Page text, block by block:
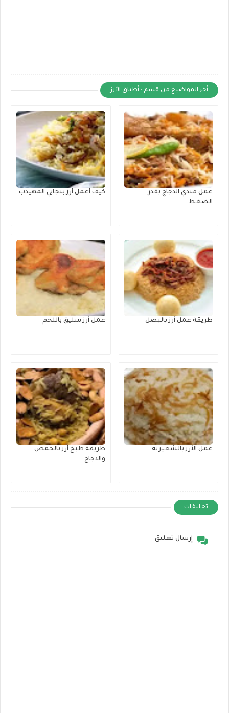
أخر المواضيع من قسم : أطباق الأرز
عمل مندي الدجاج بقدر
الضغط
كيف أعمل أرز بنجابي المهيدب
طريقة عمل أرز بالبصل عمل أرز سليق باللحم
عمل الأرز بالشعيرية
طريقة طبخ أرز بالحمص
والدجاج
تعليقات
إرسال تعليق